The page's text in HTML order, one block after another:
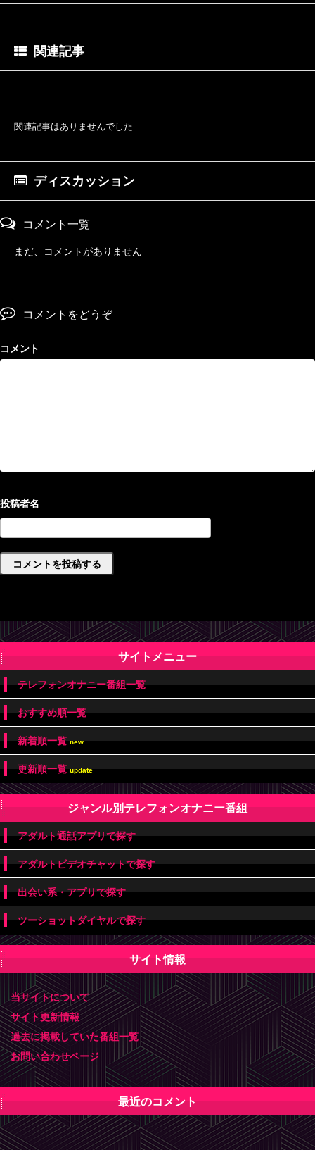
関連記事
関連記事はありませんでした
ディスカッション
コメント一覧
まだ、コメントがありません
コメントをどうぞ
コメント
サイトメニュー
テレフォンオナニー番組一覧
おすすめ順一覧
新着順一覧new
更新順一覧update
ジャンル別テレフォンオナニー番組
アダルト通話アプリで探す
アダルトビデオチャットで探す
出会い系・アプリで探す
ツーショットダイヤルで探す
サイト情報
当サイトについて
サイト更新情報
過去に掲載していた番組一覧
お問い合わせページ
最近のコメント